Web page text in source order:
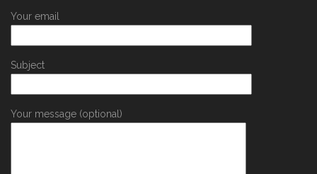
Your email
Subject
Your message (optional)